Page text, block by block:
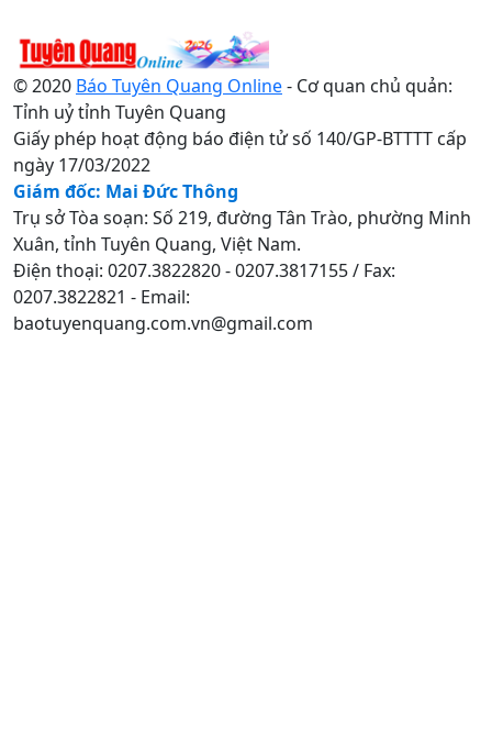
© 2020 Báo Tuyên Quang Online- Cơ quan chủ quản:
Tỉnh uỷ tỉnh Tuyên Quang
Giấy phép hoạt động báo điện tử số 140/GP-BTTTT cấp
ngày 17/03/2022
Giám đốc: Mai Đức Thông
Trụ sở Tòa soạn: Số 219, đường Tân Trào, phường Minh
Xuân, tỉnh Tuyên Quang, Việt Nam.
Điện thoại: 0207.3822820 - 0207.3817155 / Fax:
0207.3822821 - Email:
baotuyenquang.com.vn@gmail.com